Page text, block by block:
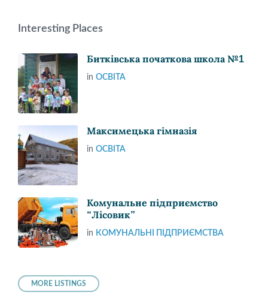
Interesting Places
Битківська початкова школа №1
in ОСВІТА
Максимецька гімназія
in ОСВІТА
Комунальне підприємство
“Лісовик”
in КОМУНАЛЬНІ ПІДПРИЄМСТВА
MORE LISTINGS